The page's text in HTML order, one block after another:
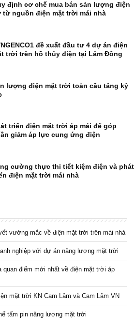
định cơ chế mua bán sản lượng điện
từ nguồn điện mặt trời mái nhà
đề xuất đầu tư 4 dự án điện
trời trên hồ thủy điện tại Lâm Đồng
lượng điện mặt trời toàn cầu tăng kỷ
triển điện mặt trời áp mái để góp
giảm áp lực cung ứng điện
cường thực thi tiết kiệm điện và phát
điện mặt trời mái nhà
vướng mắc về điện mặt trời trên mái nhà
nghiệp với dự án năng lượng mặt trời
quan điểm mới nhất về điện mặt trời áp
mặt trời KN Cam Lâm và Cam Lâm VN
tấm pin năng lượng mặt trời